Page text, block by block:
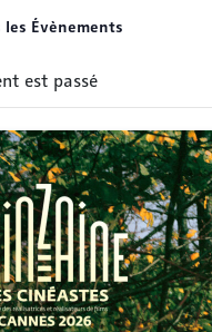
les Évènements
est passé